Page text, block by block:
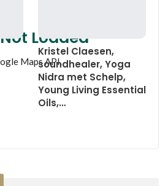
Loaded
Maps API.
Kristel Claesen,
soundhealer, Yoga
Nidra met Schelp,
Young Living Essential
Oils,…